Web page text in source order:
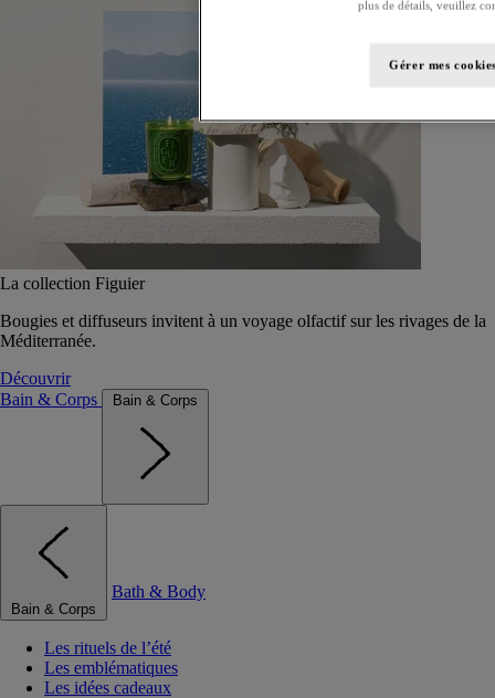
La collection Figuier
Bougies et diffuseurs invitent à un voyage olfactif sur les rivages de la
Méditerranée.
Découvrir
Bain & Corps
Bain & Corps
Bain & Corps
Bath & Body
Les rituels de l’été
Les emblématiques
Les idées cadeaux
plus de détails, veuillez
Gérer mes